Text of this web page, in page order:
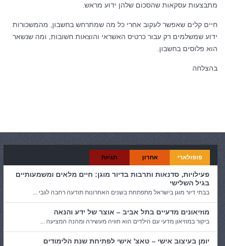
מתבצעות עסקאות שהסכום שלהן ידוע מראש.
חיים קלים שאפשר לעקוב אחרי כל מה שמתרחש בחשבון, מהמשכורות
ידוע שמשלמים רק עבור כרטיס האשראי והוצאות חשובות, ומה שנשאר
הוא פלוסים בחשבון.
בהצלחה
פופולארי אחרון תגיות
פעילויות, סדנאות ותרבות בדיור מוגן: חיים מלאים ומשמעותיים
בגיל השלישי
בבתי דיור מוגן בישראל מתפתחת בשנים האחרונות תודעה רחבה לגבי ...
מוזיאונים מדעיים בתל אביב – אוצר של ידע והנאה
ביקור במוזיאון מדעי עם הילדים הוא חוויה מעשירה ומהנה המציעה ...
יומן בעיצוב אישי – טאצ' אישי לפתיחת שנת הלימודים